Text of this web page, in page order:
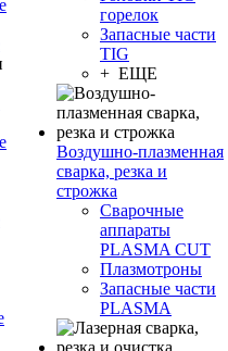
горелок
Запасные части
TIG
+ ЕЩЕ
Воздушно-плазменная
сварка, резка и
строжка
Сварочные
аппараты
PLASMA CUT
Плазмотроны
Запасные части
PLASMA